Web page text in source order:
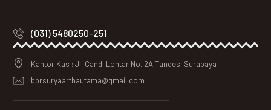
(031) 5480250-251
Kantor Kas : Jl. Candi Lontar No. 2A Tandes, Surabaya
bprsuryaarthautama@gmail.com